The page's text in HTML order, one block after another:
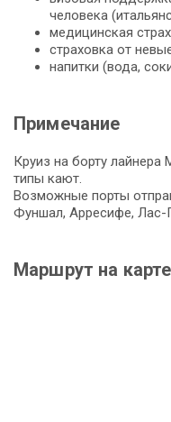
человека
медицинская
страховка от
напитки (вода,
Примечание
Круиз на борту лайнера
типы кают.
Возможные порты
Фуншал, Арресифе, Лас-
Маршрут на карте